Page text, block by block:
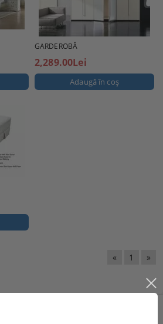
GARDEROBĂ
2,289.00Lei
« 1 »